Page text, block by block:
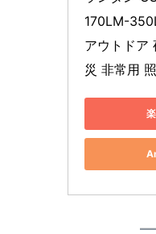
170LM-
アウトドア
災 非常用